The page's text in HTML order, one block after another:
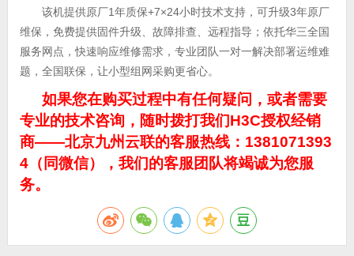
该机提供原厂1年质保+7×24小时技术支持，可升级3年原厂
维保，免费提供固件升级、故障排查、远程指导；依托华三全国
服务网点，快速响应维修需求，专业团队一对一解决部署运维难
题，全国联保，让小型组网采购更省心。
如果您在购买过程中有任何疑问，或者需要
专业的技术咨询，随时拨打我们H3C授权经销
商——北京九州云联的客服热线：1381071393
4（同微信），我们的客服团队将竭诚为您服
务。